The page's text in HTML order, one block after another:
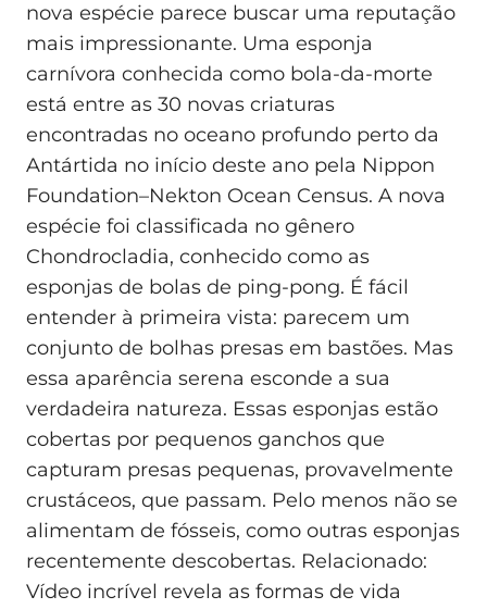
nova espécie parece buscar uma reputação
mais impressionante. Uma esponja
carnívora conhecida como bola-da-morte
está entre as 30 novas criaturas
encontradas no oceano profundo perto da
Antártida no início deste ano pela Nippon
Foundation–Nekton Ocean Census. A nova
espécie foi classificada no gênero
Chondrocladia, conhecido como as
esponjas de bolas de ping-pong. É fácil
entender à primeira vista: parecem um
conjunto de bolhas presas em bastões. Mas
essa aparência serena esconde a sua
verdadeira natureza. Essas esponjas estão
cobertas por pequenos ganchos que
capturam presas pequenas, provavelmente
crustáceos, que passam. Pelo menos não se
alimentam de fósseis, como outras esponjas
recentemente descobertas. Relacionado:
Vídeo incrível revela as formas de vida